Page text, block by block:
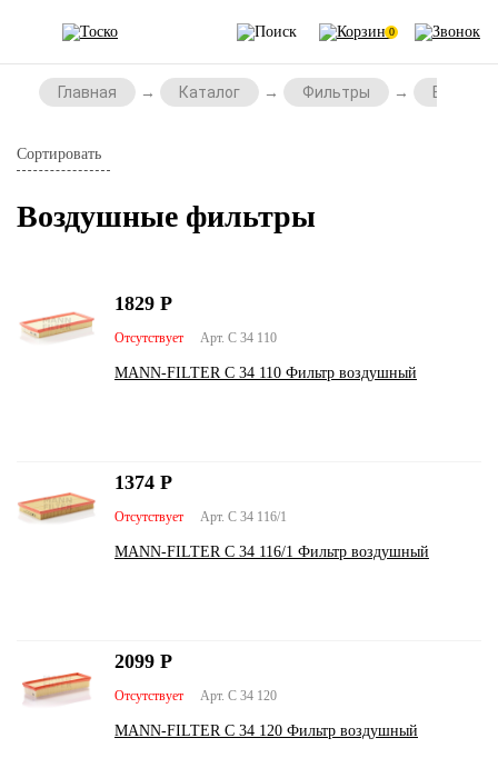
0
Главная Каталог Фильтры
Сортировать
Воздушные фильтры
Арт. C 34 110
Отсутствует
MANN-FILTER C 34 110 Фильтр воздушный
1829 Р
Арт. C 34 116/1
Отсутствует
MANN-FILTER C 34 116/1 Фильтр воздушный
1374 Р
Арт. C 34 120
Отсутствует
MANN-FILTER C 34 120 Фильтр воздушный
2099 Р